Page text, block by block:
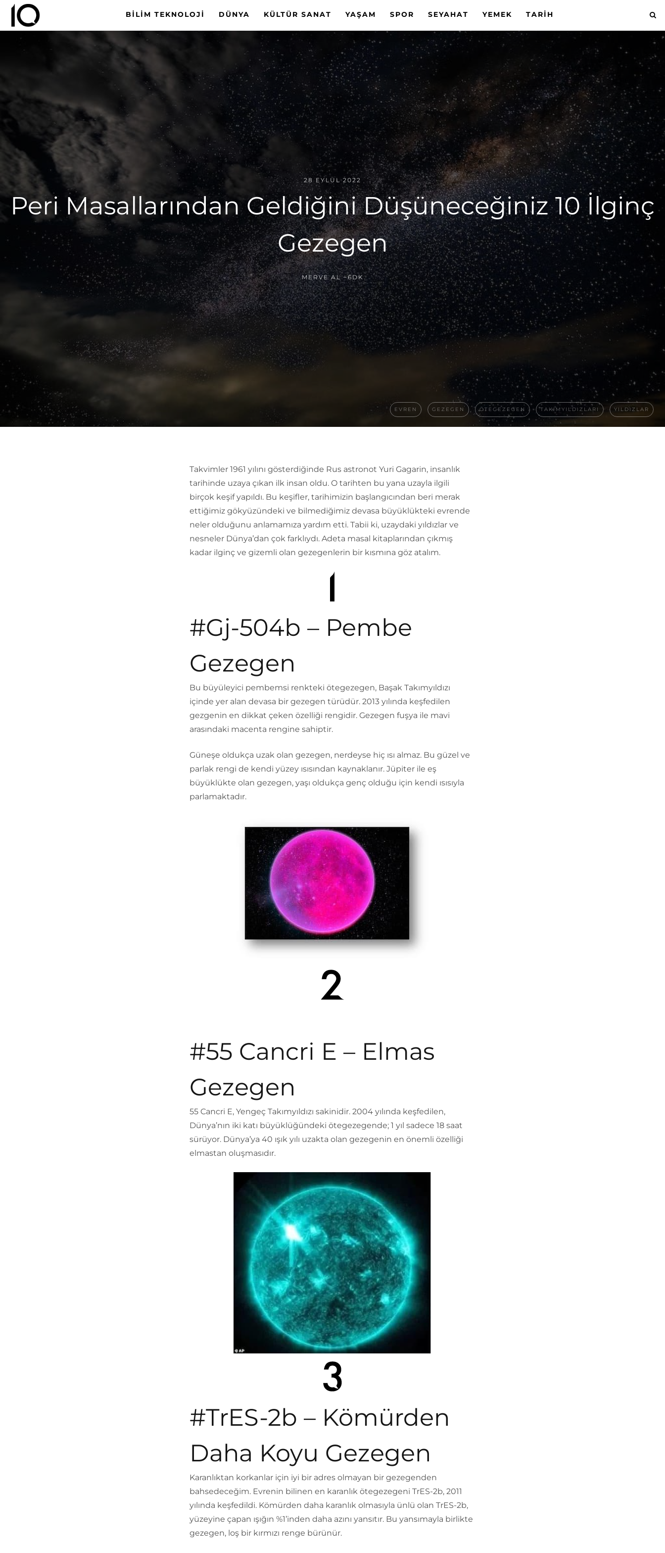
BILIM TEKNOLOJI DÜNYA KÜLTÜR SANAT YAŞAM SPOR SEYAHAT YEMEK TARIH
28 EYLÜL 2022
Peri Masallarından Geldiğini Düşüneceğiniz 10 İlginç
Gezegen
MERVE AL ~6DK
EVREN GEZEGEN ÖTEGEZEGEN TAKIMYILDIZLARI YILDIZLAR
Takvimler 1961 yılını gösterdiğinde Rus astronot Yuri Gagarin, insanlık
tarihinde uzaya çıkan ilk insan oldu. O tarihten bu yana uzayla ilgili
birçok keşif yapıldı. Bu keşifler, tarihimizin başlangıcından beri merak
ettiğimiz gökyüzündeki ve bilmediğimiz devasa büyüklükteki evrende
neler olduğunu anlamamıza yardım etti. Tabii ki, uzaydaki yıldızlar ve
nesneler Dünya’dan çok farklıydı. Adeta masal kitaplarından çıkmış
kadar ilginç ve gizemli olan gezegenlerin bir kısmına göz atalım.
#Gj-504b – Pembe
Gezegen
Bu büyüleyici pembemsi renkteki ötegezegen, Başak Takımyıldızı
içinde yer alan devasa bir gezegen türüdür. 2013 yılında keşfedilen
gezgenin en dikkat çeken özelliği rengidir. Gezegen fuşya ile mavi
arasındaki macenta rengine sahiptir.
Güneşe oldukça uzak olan gezegen, nerdeyse hiç ısı almaz. Bu güzel ve
parlak rengi de kendi yüzey ısısından kaynaklanır. Jüpiter ile eş
büyüklükte olan gezegen, yaşı oldukça genç olduğu için kendi ısısıyla
parlamaktadır.
#55 Cancri E – Elmas
Gezegen
55 Cancri E, Yengeç Takımyıldızı sakinidir. 2004 yılında keşfedilen,
Dünya’nın iki katı büyüklüğündeki ötegezegende; 1 yıl sadece 18 saat
sürüyor. Dünya’ya 40 ışık yılı uzakta olan gezegenin en önemli özelliği
elmastan oluşmasıdır.
#TrES-2b – Kömürden
Daha Koyu Gezegen
Karanlıktan korkanlar için iyi bir adres olmayan bir gezegenden
bahsedeceğim. Evrenin bilinen en karanlık ötegezegeni TrES-2b, 2011
yılında keşfedildi. Kömürden daha karanlık olmasıyla ünlü olan TrES-2b,
yüzeyine çapan ışığın %1’inden daha azını yansıtır. Bu yansımayla birlikte
gezegen, loş bir kırmızı renge bürünür.